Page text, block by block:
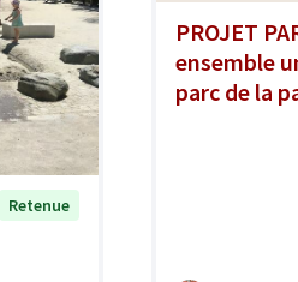
Retenue
PROJET
ensemble
parc de la